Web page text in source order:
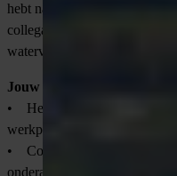
hebt nauw contact met
collega’s. Jouw werk draagt
watervoorziening in Nederland.
Jouw taken:
• Het opstellen en bewaken
werkprogramma’s;
• Coördineren van personeel
onderaannemers;